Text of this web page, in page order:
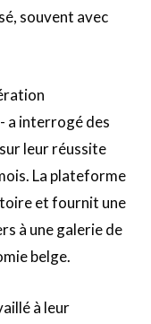
souvent avec
a interrogé des
leur réussite
La plateforme
et fournit une
à une galerie de
belge.
à leur